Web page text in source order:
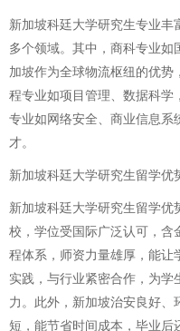
新加坡科廷大学研究生专业
多个领域。其中，商科专业
加坡作为全球物流枢纽的优
程专业如项目管理、数据科学
专业如网络安全、商业信息系
才。
新加坡科廷大学研究生留学优
新加坡科廷大学研究生留学优
校，学位受国际广泛认可，含
程体系，师资力量雄厚，能让
实践，与行业紧密合作，为
力。此外，新加坡治安良好
短，能节省时间成本，毕业后